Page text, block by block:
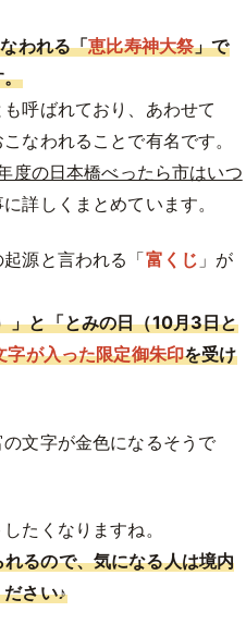
われる「恵比寿神大祭」で
。
呼ばれており、あわせて
なわれることで有名です。
度の日本橋べったら市はいつ
詳しくまとめています。
源と言われる「富くじ 」が
」と「とみの日（10月3日と
字が入った限定御朱印を受け
文字が金色になるそうで
たくなりますね。
るので、気になる人は境内
さい♪